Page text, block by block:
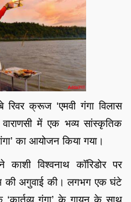
क्रूज ‘एमवी गंगा विलास
में एक भव्य सांस्कृतिक
का आयोजन किया गया।
विश्वनाथ कॉरिडोर पर
की अगुवाई की। लगभग एक घंटे